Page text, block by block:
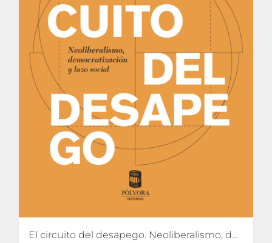
El circuito del desapego. Neoliberalismo, democratización y lazo social